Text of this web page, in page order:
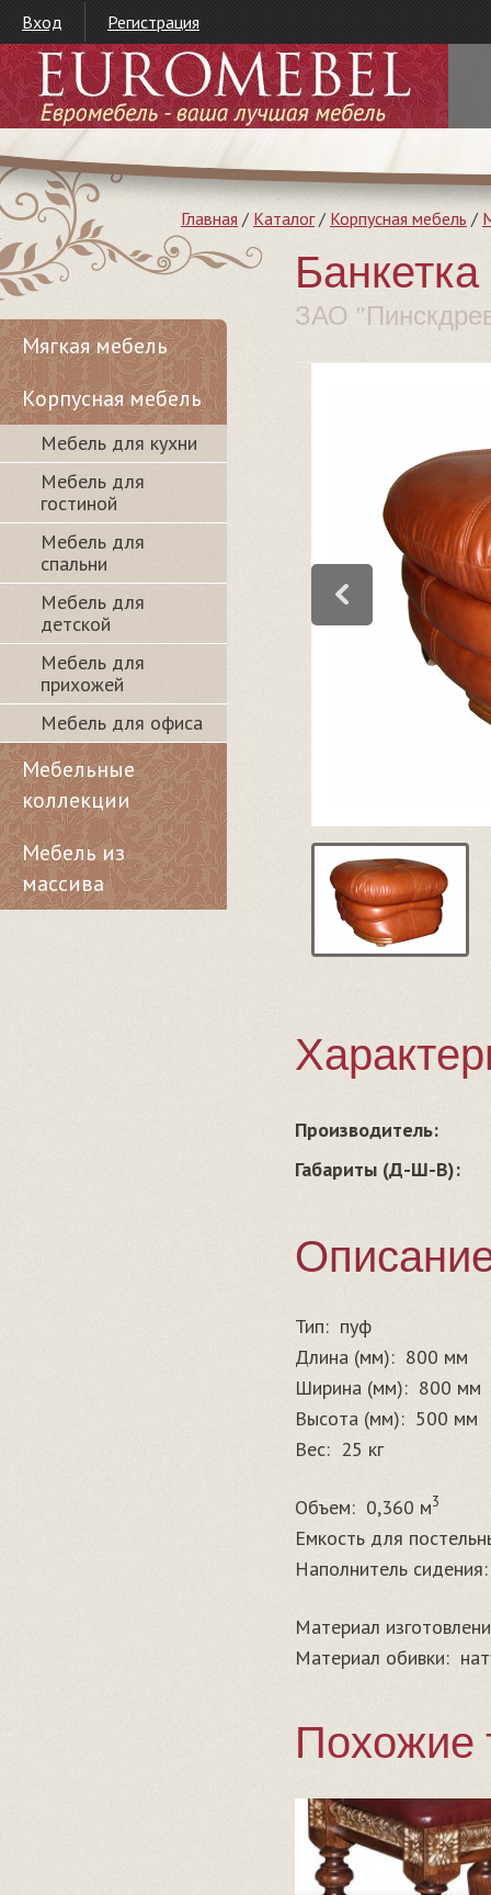
Вход Регистрация
Главная / Каталог/ Корпусная мебель /
ЗАО
Производитель:
Габариты (Д-Ш-В):
Тип: пуф
Длина (мм): 800 мм
Ширина (мм): 800 мм
Высота (мм): 500 мм
Вес: 25 кг
Объем: 0,360 м3
Емкость для
Наполнитель сидения:
Материал
Материал обивки:
Похожие
Мягкая мебель
Корпусная мебель
Мебель для кухни
Мебель для
гостиной
Мебель для
спальни
Мебель для
детской
Мебель для
прихожей
Мебель для офиса
Мебельные
коллекции
Мебель из
массива